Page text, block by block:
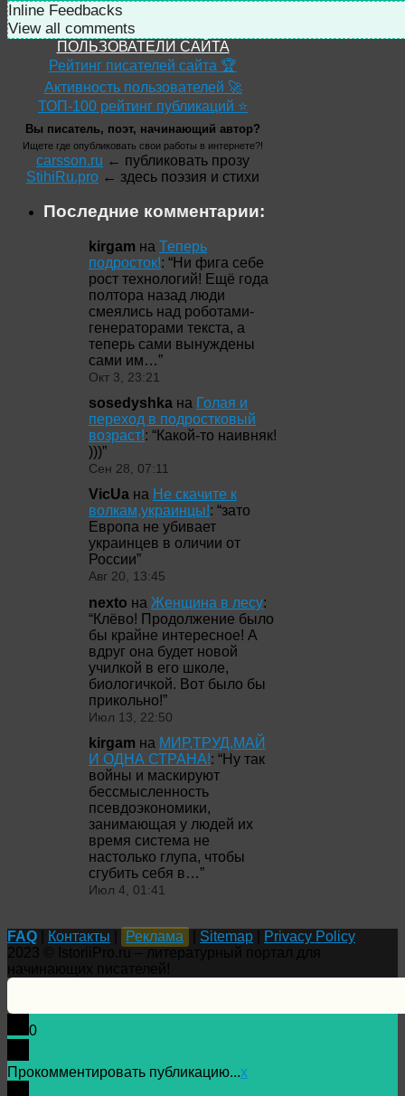
Inline Feedbacks
View all comments
ПОЛЬЗОВАТЕЛИ САЙТА
Рейтинг писателей сайта 🏆
Активность пользователей 🚀
ТОП-100 рейтинг публикаций ⭐
Вы писатель, поэт, начинающий автор?
Ищете где опубликовать свои работы в интернете?!
carsson.ru ← публиковать прозу
StihiRu.pro ← здесь поэзия и стихи
Последние комментарии:
kirgam на Теперь
подросток!: “Ни фига себе
рост технологий! Ещё года
полтора назад люди
смеялись над роботами-
генераторами текста, а
теперь сами вынуждены
сами им…”
Окт 3, 23:21
sosedyshka на Голая и
переход в подростковый
возраст!: “Какой-то наивняк!
)))”
Сен 28, 07:11
VicUa на Не скачите к
волкам,украинцы!: “зато
Европа не убивает
украинцев в оличии от
России”
Авг 20, 13:45
nexto на Женщина в лесу:
“Клёво! Продолжение было
бы крайне интересное! А
вдруг она будет новой
училкой в его школе,
биологичкой. Вот было бы
прикольно!”
Июл 13, 22:50
kirgam на МИР,ТРУД,МАЙ
И ОДНА СТРАНА!: “Ну так
войны и маскируют
бессмысленность
псевдоэкономики,
занимающая у людей их
время система не
настолько глупа, чтобы
сгубить себя в…”
Июл 4, 01:41
FAQ Контакты Реклама Sitemap
Privacy Policy
0
Прокомментировать публикацию...x